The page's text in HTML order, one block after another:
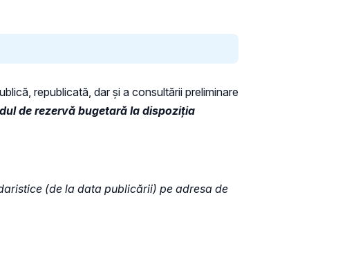
republicată, dar și a consultării preliminare
de rezervă bugetară la dispoziţia
(de la data publicării) pe adresa de